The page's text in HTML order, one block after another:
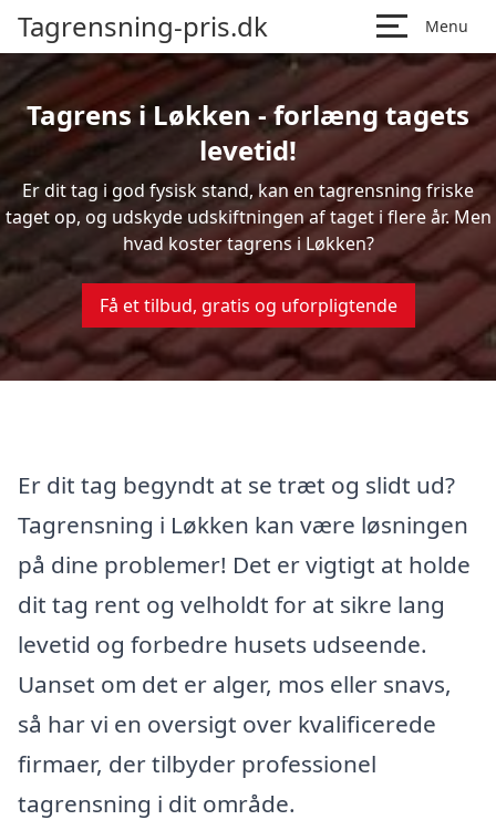
Tagrensning-pris.dk Menu
Tagrens i Løkken - forlæng tagets
levetid!
Er dit tag i god fysisk stand, kan en tagrensning friske
taget op, og udskyde udskiftningen af taget i flere år. Men
hvad koster tagrens i Løkken?
Få et tilbud, gratis og uforpligtende
Er dit tag begyndt at se træt og slidt ud?
Tagrensning i Løkken kan være løsningen
på dine problemer! Det er vigtigt at holde
dit tag rent og velholdt for at sikre lang
levetid og forbedre husets udseende.
Uanset om det er alger, mos eller snavs,
så har vi en oversigt over kvalificerede
firmaer, der tilbyder professionel
tagrensning i dit område.